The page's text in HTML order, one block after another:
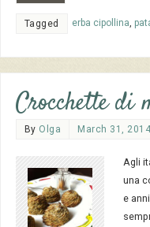
Tagged erba cipollina,
Crocchette di
By Olga March 31, 2014
Agli
una
e